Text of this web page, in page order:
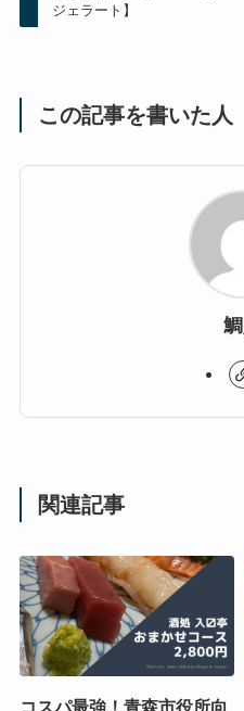
ジェラート】
この記事を書いた人
関連記事
コスパ最強！青森市役所向